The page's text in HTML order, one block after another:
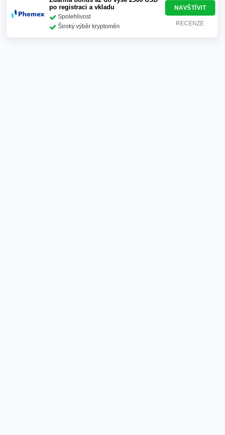
po registraci a vkladu
Spolehlivost
Široký výběr kryptoměn
NAVŠTÍVIT
RECENZE